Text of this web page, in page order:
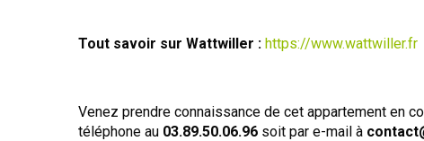
Tout savoir sur Wattwiller :https://www.wattwiller.fr
Venez prendre connaissance de cet appartement en
téléphone au 03.89.50.06.96 soit par e-mail à